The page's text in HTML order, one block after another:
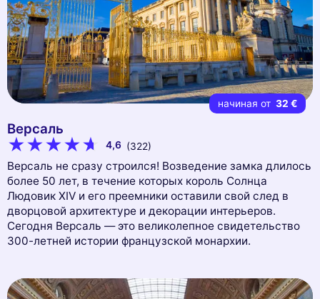
начиная от 32 €
Версаль
4,6 (322)
Версаль не сразу строился! Возведение замка длилось
более 50 лет, в течение которых король Солнца
Людовик XIV и его преемники оставили свой след в
дворцовой архитектуре и декорации интерьеров.
Сегодня Версаль — это великолепное свидетельство
300-летней истории французской монархии.